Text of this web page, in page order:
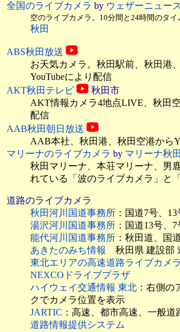
全国のライブカメラ by ウェザーニュース
空のライブカメラ。10分間と24時間のタイ
秋田
ABS秋田放送
お天気カメラ。秋田駅前、秋田港、
YouTubeにより配信
AKT秋田テレビ
秋田市
AKT情報カメラ4地点LIVE、 秋田
配信
AAB秋田朝日放送
AAB本社、秋田港、秋田空港から
マリーナのライブカメラ by マリーナ秋田
秋田マリーナ、本荘マリーナ、男
れている「波のライブカメラ」と
道路のライブカメラ
秋田河川国道事務所 ：国道7号、
湯沢河川国道事務所 ：国道13号、
能代河川国道事務所 ：秋田道、国
あきたのみち情報
秋田県 建設部
東北エリアの高速道路ライブカメラ
NEXCOドライブプラザ
ハイウェイ交通情報 東北 ：右側の
クでカメラ位置を表示
JARTIC ：高速、都市高速、一般道
道路情報提供システム